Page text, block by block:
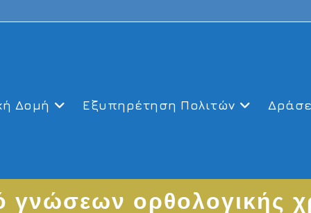
Δομή Εξυπηρέτηση Πολιτών
γνώσεων ορθολογικής